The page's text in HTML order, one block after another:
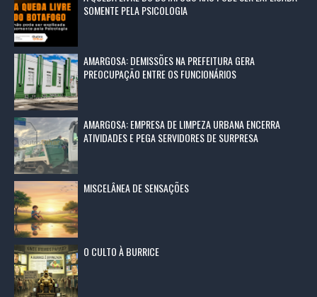
SOMENTE PELA PSICOLOGIA
AMARGOSA: DEMISSÕES NA PREFEITURA GERA
PREOCUPAÇÃO ENTRE OS FUNCIONÁRIOS
AMARGOSA: EMPRESA DE LIMPEZA URBANA ENCERRA
ATIVIDADES E PEGA SERVIDORES DE SURPRESA
MISCELÂNEA DE SENSAÇÕES
O CULTO À BURRICE